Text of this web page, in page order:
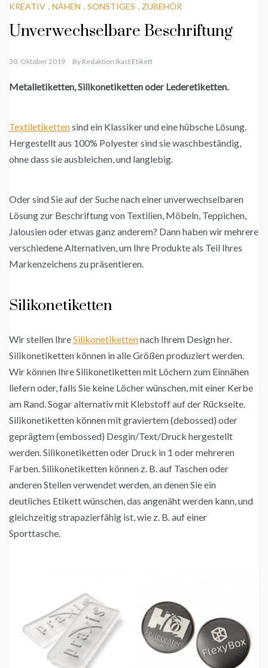
KREATIV , NÄHEN , SONSTIGES , ZUBEHÖR
Unverwechselbare Beschriftung
30. Oktober 2019 By Redaktion Ikast Etikett
Metalletiketten, Silikonetiketten oder Lederetiketten.
Textiletikettensind ein Klassiker und eine hübsche Lösung.
Hergestellt aus 100% Polyester sind sie waschbeständig,
ohne dass sie ausbleichen, und langlebig.
Oder sind Sie auf der Suche nach einer unverwechselbaren
Lösung zur Beschriftung von Textilien, Möbeln, Teppichen,
Jalousien oder etwas ganz anderem? Dann haben wir mehrere
verschiedene Alternativen, um Ihre Produkte als Teil Ihres
Markenzeichens zu präsentieren.
Silikonetiketten
Wir stellen IhreSilikonetikettennach Ihrem Design her.
Silikonetiketten können in alle Größen produziert werden.
Wir können Ihre Silikonetiketten mit Löchern zum Einnähen
liefern oder, falls Sie keine Löcher wünschen, mit einer Kerbe
am Rand. Sogar alternativ mit Klebstoff auf der Rückseite.
Silikonetiketten können mit graviertem (debossed) oder
geprägtem (embossed) Desgin/Text/Druck hergestellt
werden. Silikonetiketten oder Druck in 1 oder mehreren
Farben. Silikonetiketten können z. B. auf Taschen oder
anderen Stellen verwendet werden, an denen Sie ein
deutliches Etikett wünschen, das angenäht werden kann, und
gleichzeitig strapazierfähig ist, wie z. B. auf einer
Sporttasche.